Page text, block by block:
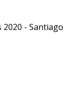
- Santiago